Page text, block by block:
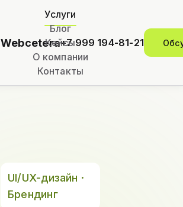
Webcetera
Услуги
Блог
Кейсы
О компании
Контакты
+7 999 194-81-21
UI/UX-дизайн ·
Брендинг